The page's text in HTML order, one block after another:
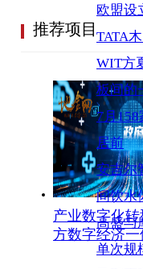
欧盟设
TATA
WIT方
板间的
7月158
居前
安吉尔
间饮水
高盛与
单次规
推荐项目
产业数字化
方数字经济
系统(政府专